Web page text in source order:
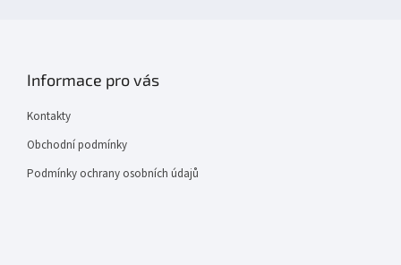
Informace pro vás
Kontakty
Obchodní podmínky
Podmínky ochrany osobních údajů